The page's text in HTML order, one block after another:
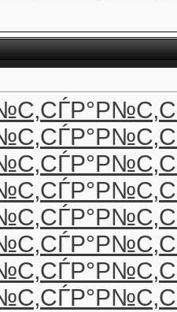
СЃР°Р№С‚
СЃР°Р№С‚
СЃР°Р№С‚
СЃР°Р№С‚
СЃР°Р№С‚
СЃР°Р№С‚
СЃР°Р№С‚
СЃР°Р№С‚